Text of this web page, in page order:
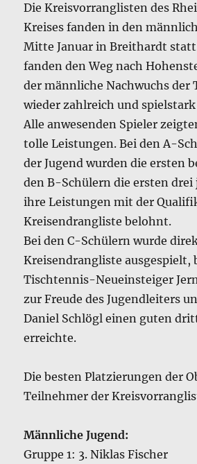
Die Kreisvorranglisten des
Kreises fanden in den
Mitte Januar in Breithardt
fanden den Weg nach
der männliche Nachwuchs der
wieder zahlreich und
Alle anwesenden Spieler
tolle Leistungen. Bei den A-
der Jugend wurden die ersten
den B-Schülern die ersten drei
ihre Leistungen mit der
Kreisendrangliste belohnt.
Bei den C-Schülern wurde
Kreisendrangliste ausgespielt,
Tischtennis-Neueinsteiger
zur Freude des Jugendleiters
Daniel Schlögl einen guten
erreichte.
Die besten Platzierungen der
Teilnehmer der
Männliche Jugend:
Gruppe 1: 3. Niklas Fischer